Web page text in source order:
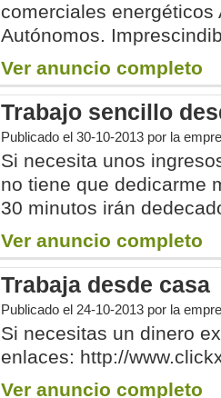
comerciales
Autónomos.
Ver anuncio completo
Trabajo sencillo
Publicado el 30-10-2013 por la
Si necesita unos
no tiene que dedicarme
30 minutos irán
Ver anuncio completo
Trabaja desde casa
Publicado el 24-10-2013 por la
Si necesitas un dinero
enlaces: http://
Ver anuncio completo